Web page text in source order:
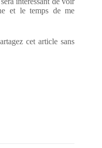
et le temps de me
cet article sans